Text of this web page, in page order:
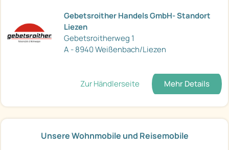
Gebetsroither Handels GmbH- Standort
Liezen
Gebetsroitherweg 1
A - 8940 Weißenbach/Liezen
Zur Händlerseite Mehr Details
Unsere Wohnmobile und Reisemobile